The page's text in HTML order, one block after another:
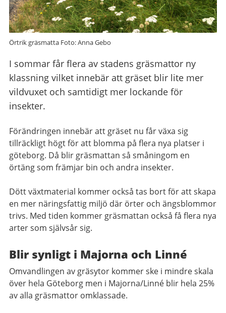
Örtrik gräsmatta Foto: Anna Gebo
I sommar får flera av stadens gräsmattor ny
klassning vilket innebär att gräset blir lite mer
vildvuxet och samtidigt mer lockande för
insekter.
Förändringen innebär att gräset nu får växa sig
tillräckligt högt för att blomma på flera nya platser i
göteborg. Då blir gräsmattan så småningom en
örtäng som främjar bin och andra insekter.
Dött växtmaterial kommer också tas bort för att skapa
en mer näringsfattig miljö där örter och ängsblommor
trivs. Med tiden kommer gräsmattan också få flera nya
arter som självsår sig.
Blir synligt i Majorna och Linné
Omvandlingen av gräsytor kommer ske i mindre skala
över hela Göteborg men i Majorna/Linné blir hela 25%
av alla gräsmattor omklassade.